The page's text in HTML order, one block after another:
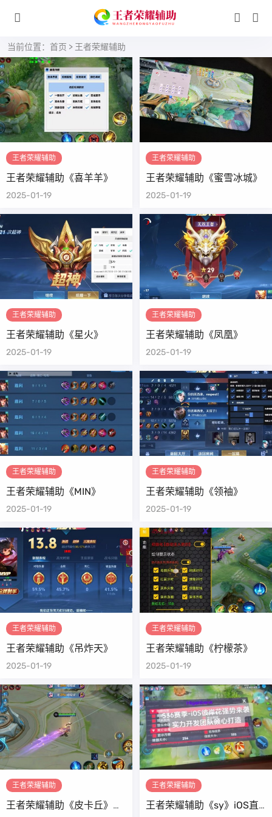
当前位置： 首页 > 王者荣耀辅助
王者荣耀辅助
王者荣耀辅助《喜羊羊》
2025-01-19
王者荣耀辅助
王者荣耀辅助《蜜雪冰城》
2025-01-19
王者荣耀辅助
王者荣耀辅助《星火》
2025-01-19
王者荣耀辅助
王者荣耀辅助《凤凰》
2025-01-19
王者荣耀辅助
王者荣耀辅助《MIN》
2025-01-19
王者荣耀辅助
王者荣耀辅助《领袖》
2025-01-19
王者荣耀辅助
王者荣耀辅助《吊炸天》
2025-01-19
王者荣耀辅助
王者荣耀辅助《柠檬茶》
2025-01-19
王者荣耀辅助
王者荣耀辅助《皮卡丘》
王者荣耀辅助
王者荣耀辅助《sy》iOS直